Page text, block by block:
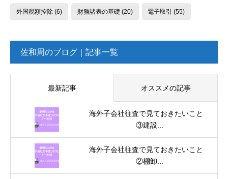
外国税額控除(6) 財務諸表の基礎 (20) 電子取引 (55)
佐和周のブログ｜記事一覧
最新記事 オススメの記事
海外子会社往査で見ておきたいこと
③建設...
海外子会社往査で見ておきたいこと
②棚卸...